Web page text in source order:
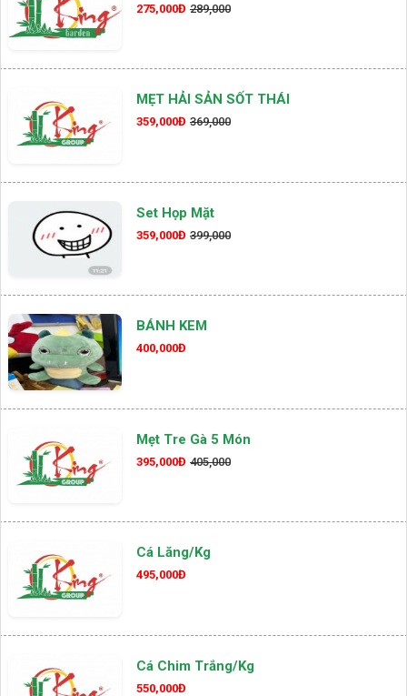
275,000Đ 289,000
MẸT HẢI SẢN SỐT THÁI
359,000Đ 369,000
Set Họp Mặt
359,000Đ 399,000
BÁNH KEM
400,000Đ
Mẹt Tre Gà 5 Món
395,000Đ 405,000
Cá Lăng/kg
495,000Đ
Cá Chim Trắng/kg
550,000Đ